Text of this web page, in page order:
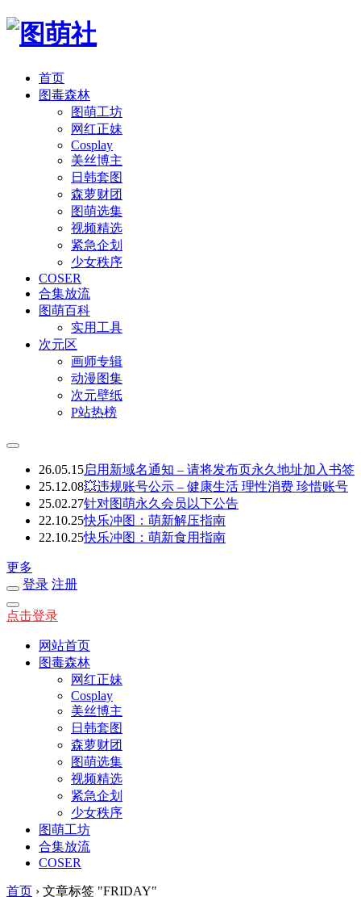
首页
图毒森林
图萌工坊
网红正妹
Cosplay
美丝博主
日韩套图
森萝财团
图萌选集
视频精选
紧急企划
少女秩序
COSER
合集放流
图萌百科
实用工具
次元区
画师专辑
动漫图集
次元壁纸
P站热榜
26.05.15启用新域名通知 – 请将发布页永久地址加入书签
25.12.08💥违规账号公示 – 健康生活 理性消费 珍惜账号
25.02.27针对图萌永久会员以下公告
22.10.25快乐冲图：萌新解压指南
22.10.25快乐冲图：萌新食用指南
更多
登录 注册
点击登录
网站首页
图毒森林
网红正妹
Cosplay
美丝博主
日韩套图
森萝财团
图萌选集
视频精选
紧急企划
少女秩序
图萌工坊
合集放流
COSER
首页 › 文章标签 "FRIDAY"